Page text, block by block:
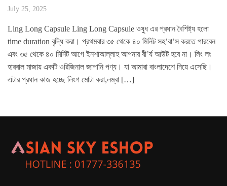
July 25, 2025
Ling Long Capsule Ling Long Capsule ওষুধ এর প্রধান বৈশিষ্ট্য হলো
time duration বৃদ্ধি করা। প্রথমবার ৩৫ থেকে ৪০ মিনিট সহ’বা’স করতে পারবেন
এবং ৩৫ থেকে ৪০ মিনিট আগে ইনশাআল্লাহ আপনার বী’র্য আউট হবে না। লিং লং
হারবাল মাজায় একটি ওরিজিনাল জাপানি পণ্য। যা আমারা বাংলাদেশে নিয়ে এসেছি।
এটার প্রধান কাজ হচ্ছে লিংগ মোটা করা,লম্বা […]